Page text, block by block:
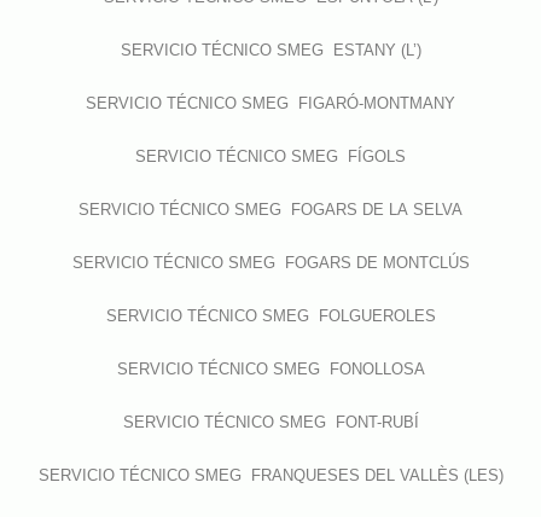
SERVICIO TÉCNICO SMEG ESTANY (L’)
SERVICIO TÉCNICO SMEG FIGARÓ-MONTMANY
SERVICIO TÉCNICO SMEG FÍGOLS
SERVICIO TÉCNICO SMEG FOGARS DE LA SELVA
SERVICIO TÉCNICO SMEG FOGARS DE MONTCLÚS
SERVICIO TÉCNICO SMEG FOLGUEROLES
SERVICIO TÉCNICO SMEG FONOLLOSA
SERVICIO TÉCNICO SMEG FONT-RUBÍ
SERVICIO TÉCNICO SMEG FRANQUESES DEL VALLÈS (LES)